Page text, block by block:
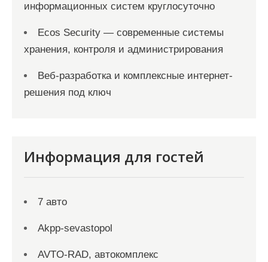
информационных систем круглосуточно
Ecos Security — современные системы
хранения, контроля и администрирования
Веб-разработка и комплексные интернет-
решения под ключ
Информация для гостей
7 авто
Akpp-sevastopol
AVTO-RAD, автокомплекс